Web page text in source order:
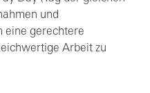
und
eine gerechtere
Arbeit zu